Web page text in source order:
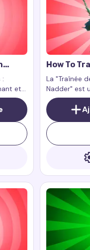
:
et
pages
How To
Nadder
La "Traînée
Nadder" est
expérience
grandeur et
dragons sur